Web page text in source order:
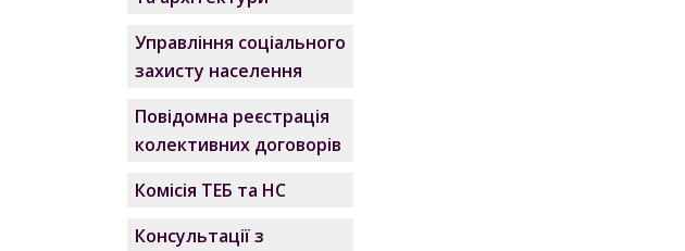
Управління соціального
захисту населення
Повідомна реєстрація
колективних договорів
Комісія ТЕБ та НС
Консультації з